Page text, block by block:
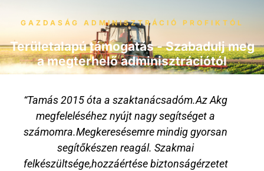
GAZDASÁG ADMINISZTRÁCIÓ PROFIKTÓL
Területalapú támogatás - Szabadulj meg
a megterhelő adminisztrációtól
“Tamás 2015 óta a szaktanácsadóm.Az Akg
megfeleléséhez nyújt nagy segítséget a
számomra.Megkeresésemre mindig gyorsan
segítőkészen reagál. Szakmai
felkészültsége,hozzáértése biztonságérzetet